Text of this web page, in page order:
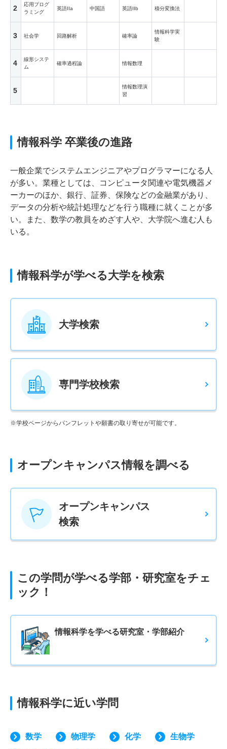
2
応用プログ
ラミング
英語IIa 中国語 英語IIb 積分変換法
3 社会学 回路解析 確率論
情報科学実
験
4
線形システ
ム
確率過程論 情報数理
5
情報数理演
習
情報科学 卒業後の進路
一般企業でシステムエンジニアやプログラマーになる人
が多い。業種としては、コンピュータ関連や電気機器メ
ーカーのほか、銀行、証券、保険などの金融業があり、
データの分析や統計処理などを行う職種に就くことが多
い。また、数学の教員をめざす人や、大学院へ進む人も
いる。
情報科学が学べる大学を検索
大学検索
専門学校検索
※学校ページからパンフレットや願書の取り寄せが可能です。
オープンキャンパス情報を調べる
オープンキャンパス
検索
この学問が学べる学部・研究室をチェ
ック！
情報科学を学べる研究室・学部紹介
情報科学に近い学問
数学 物理学 化学
生物学